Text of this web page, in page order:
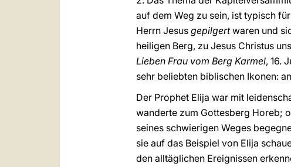
auf dem Weg zu sein, ist typisch
Herrn Jesus gepilgertwaren und
heiligen Berg, zu Jesus Christus
Lieben Frau vom Berg Karmel, 16.
sehr beliebten biblischen Ikonen:
Der Prophet Elija war mit
wanderte zum Gottesberg Horeb;
seines schwierigen Weges
sie auf das Beispiel von Elija
den alltäglichen Ereignissen